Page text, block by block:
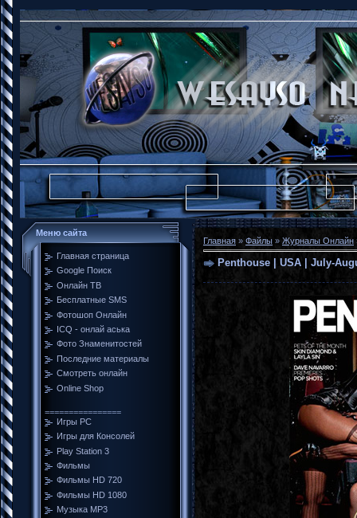
Меню сайта
Главная страница
Google Поиск
Онлайн ТВ
Бесплатные SMS
Фотошоп Онлайн
ICQ - онлай аська
Фото Знаменитостей
Последние материалы
Смотреть онлайн
Online Shop
================
Игры PC
Игры для Консолей
Play Station 3
Фильмы
Фильмы HD 720
Фильмы HD 1080
Музыка MP3
Главная » Файлы » Журналы Онлайн
Penthouse | USA | July-